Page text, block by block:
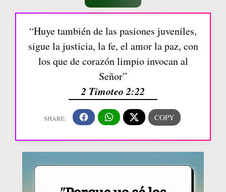
“Huye también de las pasiones juveniles,
sigue la justicia, la fe, el amor la paz, con
los que de corazón limpio invocan al
Señor”
2 Timoteo 2:22